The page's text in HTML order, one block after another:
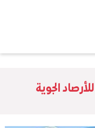
الجوية